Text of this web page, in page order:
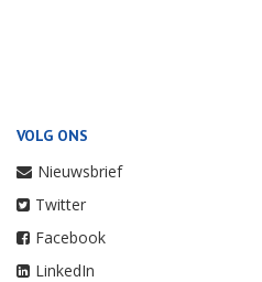
VOLG ONS
Nieuwsbrief
Twitter
Facebook
LinkedIn